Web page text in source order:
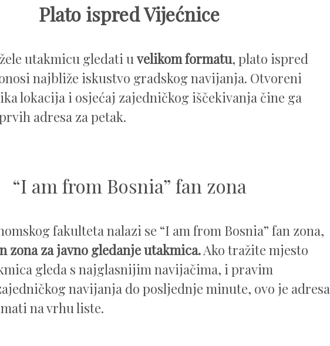
Plato ispred Vijećnice
utakmicu gledati uvelikom formatu, plato ispred
najbliže iskustvo gradskog navijanja. Otvoreni
lokacija i osjećaj zajedničkog iščekivanja čine ga
adresa za petak.
“I am from Bosnia” fan zona
fakulteta nalazi se “I am from Bosnia” fan zona,
zona za javno gledanje utakmica.Ako tražite mjesto
gleda s najglasnijim navijačima, i pravim
navijanja do posljednje minute, ovo je adresa
na vrhu liste.